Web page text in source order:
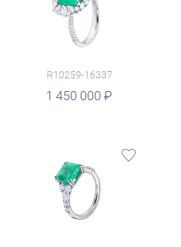
R10259-16337
1 450 000